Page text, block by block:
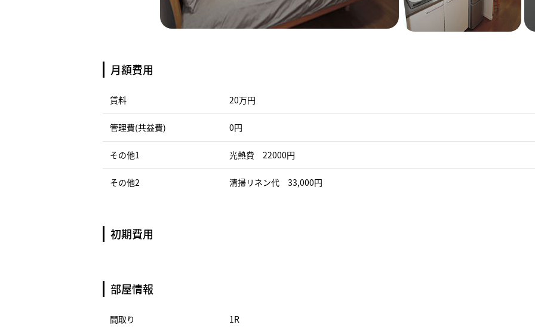
月額費用
賃料 20万円
管理費(共益費) 0円
その他1 光熱費 22000円
その他2 清掃リネン代 33,000円
初期費用
部屋情報
間取り 1R